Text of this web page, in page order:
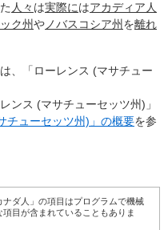
た 人々 は実際にはアカディア人
ク州やノバスコシア州 を離れ
、「ローレンス (マサチュー
ンス (マサチューセッツ州)」
チューセッツ州)」の概要を参
ダ人」の項目はプログラムで機械
目が含まれていることもありま